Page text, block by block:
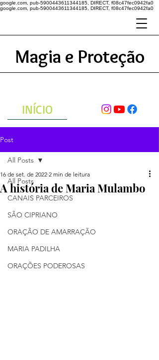
google.com, pub-5900443611344185, DIRECT, f08c47fec0942fa0
google.com, pub-5900443611344185, DIRECT, f08c47fec0942fa0
Magia e Proteção
INÍCIO
Post
All Posts
CANAIS PARCEIROS
SÃO CIPRIANO
ORAÇÃO DE AMARRAÇÃO
MARIA PADILHA
ORAÇÕES PODEROSAS
All Posts
A história de Maria Mulambo
16 de set. de 2022 2 min de leitura